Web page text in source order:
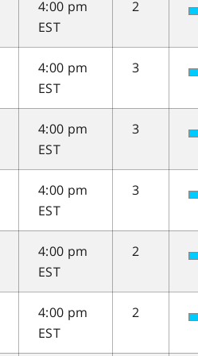
4:00 pm
EST
2
4:00 pm
EST
3
4:00 pm
EST
3
4:00 pm
EST
3
4:00 pm
EST
2
4:00 pm
EST
2